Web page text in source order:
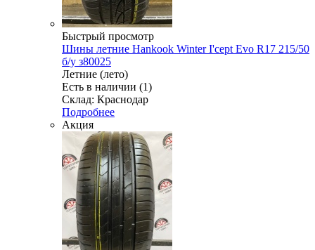
Быстрый просмотр
Шины летние Hankook Winter I'cept Evo R17 215/50
б/у з80025
Летние (лето)
Есть в наличии (1)
Склад: Краснодар
Подробнее
Акция